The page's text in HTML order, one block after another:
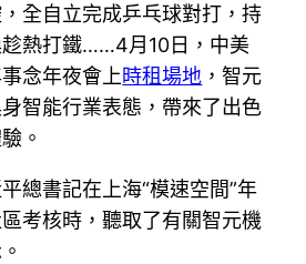
全自立完成乒乓球對打，持
熱打鐵……4月10日，中美
念年夜會上時租場地 ，智元
智能行業表態，帶來了出色
。
總書記在上海“模速空間”年
考核時，聽取了有關智元機